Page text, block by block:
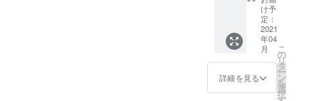
いま
す。
です。
初クラ
ウド
ファン
ディン
グを記
念とい
たしま
け予
定：
2021
年04
月
詳細を見る
こ
の
リ
タ
ー
ン
を
選
択